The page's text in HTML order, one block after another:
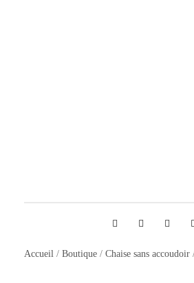
Accueil / Boutique / Chaise sans accoudoir